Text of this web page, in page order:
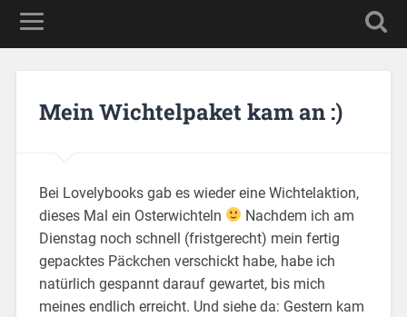
Mein Wichtelpaket kam an :)
Bei Lovelybooks gab es wieder eine Wichtelaktion,
dieses Mal ein Osterwichteln
Nachdem ich am
Dienstag noch schnell (fristgerecht) mein fertig
gepacktes Päckchen verschickt habe, habe ich
natürlich gespannt darauf gewartet, bis mich
meines endlich erreicht. Und siehe da: Gestern kam